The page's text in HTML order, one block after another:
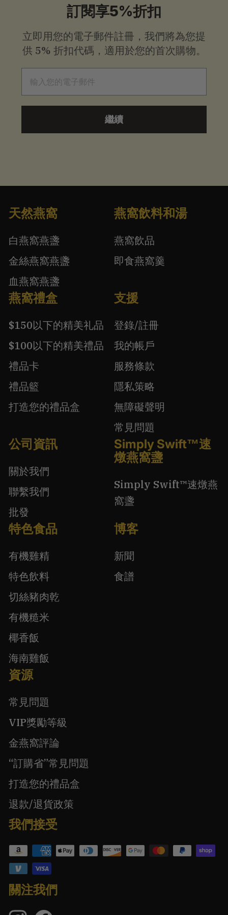
訂閱享5%折扣
立即用您的電子郵件註冊，我們將為您提
供 5% 折扣代碼，適用於您的首次購物。
繼續
天然燕窩
白燕窩燕盞
金絲燕窩燕盞
血燕窩燕盞
燕窩飲料和湯
燕窩飲品
即食燕窩羹
燕窩禮盒
$150以下的精美礼品
$100以下的精美禮品
禮品卡
禮品籃
打造您的禮品盒
支援
登錄/註冊
我的帳戶
服務條款
隱私策略
無障礙聲明
常見問題
公司資訊
關於我們
聯繫我們
批發
Simply Swift™速
燉燕窩盞
Simply Swift™速燉燕
窩盞
特色食品
有機雞精
特色飲料
切絲豬肉乾
有機糙米
椰香飯
海南雞飯
博客
新聞
食譜
資源
常見問題
VIP獎勵等級
金燕窩評論
“訂購省”常見問題
打造您的禮品盒
退款/退貨政策
我們接受
關注我們